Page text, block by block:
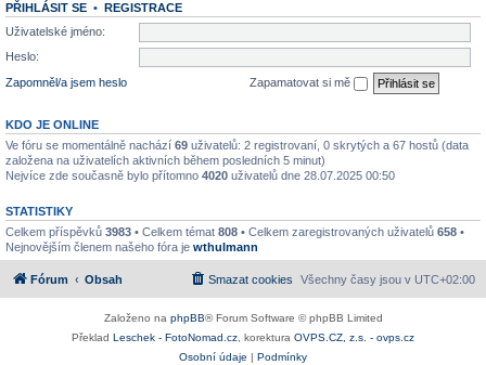
PŘIHLÁSIT SE • REGISTRACE
Uživatelské jméno:
Heslo:
Zapomněl/a jsem heslo
Zapamatovat si mě
KDO JE ONLINE
Ve fóru se momentálně nachází 69 uživatelů: 2 registrovaní, 0 skrytých a 67 hostů (data
založena na uživatelích aktivních během posledních 5 minut)
Nejvíce zde současně bylo přítomno 4020 uživatelů dne 28.07.2025 00:50
STATISTIKY
Celkem příspěvků 3983 • Celkem témat 808 • Celkem zaregistrovaných uživatelů 658 •
Nejnovějším členem našeho fóra je wthulmann
Fórum Obsah Všechny časy jsou v UTC+02:00
Smazat cookies
Založeno na phpBB® Forum Software © phpBB Limited
Překlad Leschek - FotoNomad.cz , korektura OVPS.CZ, z.s. - ovps.cz
Osobní údaje | Podmínky